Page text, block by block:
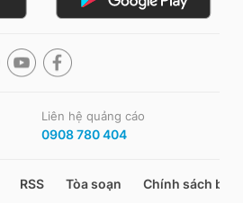
Liên hệ quảng cáo
0908 780 404
RSS Tòa soạn Chính sách bảo